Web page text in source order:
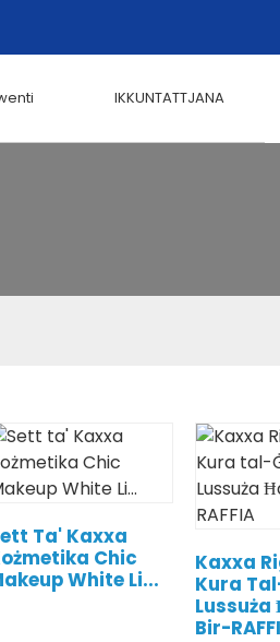
IKKUNTATTJANA
Ta' Kaxxa
Chic
White Li...
Kaxxa
Kura
Bir-